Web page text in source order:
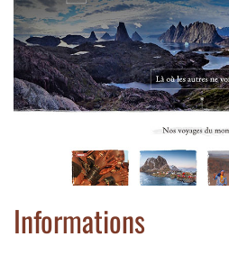
Informations